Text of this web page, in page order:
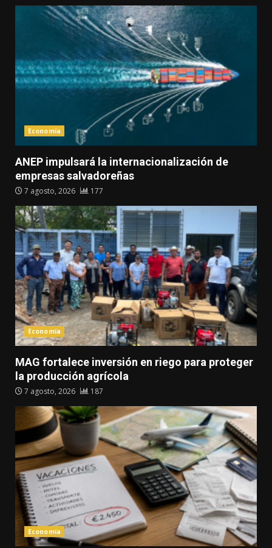
Economía
ANEP impulsará la internacionalización de
empresas salvadoreñas
7 agosto, 2026 177
Economía
MAG fortalece inversión en riego para proteger
la producción agrícola
7 agosto, 2026 187
Economía